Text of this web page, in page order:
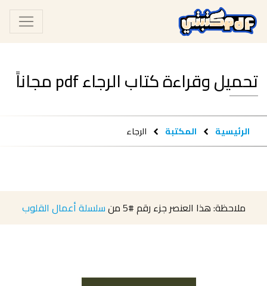
تحميل وقراءة كتاب الرجاء pdf مجاناً
الرئيسية المكتبة الرجاء
ملاحظة: هذا العنصر جزء رقم#5 منسلسلة أعمال القلوب